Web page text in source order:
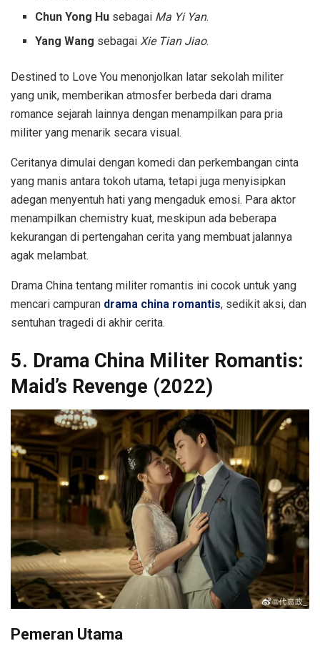
Chun Yong Hu sebagai Ma Yi Yan.
Yang Wang sebagaiXie Tian Jiao.
Destined to Love You menonjolkan latar sekolah militer
yang unik, memberikan atmosfer berbeda dari drama
romance sejarah lainnya dengan menampilkan para pria
militer yang menarik secara visual.
Ceritanya dimulai dengan komedi dan perkembangan cinta
yang manis antara tokoh utama, tetapi juga menyisipkan
adegan menyentuh hati yang mengaduk emosi. Para aktor
menampilkan chemistry kuat, meskipun ada beberapa
kekurangan di pertengahan cerita yang membuat jalannya
agak melambat.
Drama China tentang militer romantis ini cocok untuk yang
mencari campuran drama china romantis, sedikit aksi, dan
sentuhan tragedi di akhir cerita.
5. Drama China Militer Romantis:
Maid’s Revenge (2022)
Pemeran Utama